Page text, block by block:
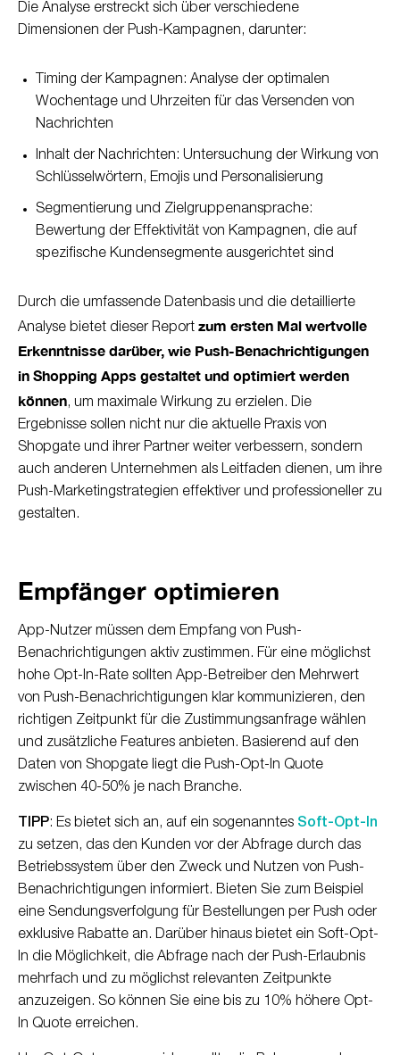
Die Analyse erstreckt sich über verschiedene
Dimensionen der Push-Kampagnen, darunter:
Timing der Kampagnen: Analyse der optimalen
Wochentage und Uhrzeiten für das Versenden von
Nachrichten
Inhalt der Nachrichten: Untersuchung der Wirkung von
Schlüsselwörtern, Emojis und Personalisierung
Segmentierung und Zielgruppenansprache:
Bewertung der Effektivität von Kampagnen, die auf
spezifische Kundensegmente ausgerichtet sind
Durch die umfassende Datenbasis und die detaillierte
Analyse bietet dieser Report zum ersten Mal wertvolle
Erkenntnisse darüber, wie Push-Benachrichtigungen
in Shopping Apps gestaltet und optimiert werden
können, um maximale Wirkung zu erzielen. Die
Ergebnisse sollen nicht nur die aktuelle Praxis von
Shopgate und ihrer Partner weiter verbessern, sondern
auch anderen Unternehmen als Leitfaden dienen, um ihre
Push-Marketingstrategien effektiver und professioneller zu
gestalten.
Empfänger optimieren
App-Nutzer müssen dem Empfang von Push-
Benachrichtigungen aktiv zustimmen. Für eine möglichst
hohe Opt-In-Rate sollten App-Betreiber den Mehrwert
von Push-Benachrichtigungen klar kommunizieren, den
richtigen Zeitpunkt für die Zustimmungsanfrage wählen
und zusätzliche Features anbieten. Basierend auf den
Daten von Shopgate liegt die Push-Opt-In Quote
zwischen 40-50% je nach Branche.
TIPP: Es bietet sich an, auf ein sogenanntes Soft-Opt-In
zu setzen, das den Kunden vor der Abfrage durch das
Betriebssystem über den Zweck und Nutzen von Push-
Benachrichtigungen informiert. Bieten Sie zum Beispiel
eine Sendungsverfolgung für Bestellungen per Push oder
exklusive Rabatte an. Darüber hinaus bietet ein Soft-Opt-
In die Möglichkeit, die Abfrage nach der Push-Erlaubnis
mehrfach und zu möglichst relevanten Zeitpunkte
anzuzeigen. So können Sie eine bis zu 10% höhere Opt-
In Quote erreichen.